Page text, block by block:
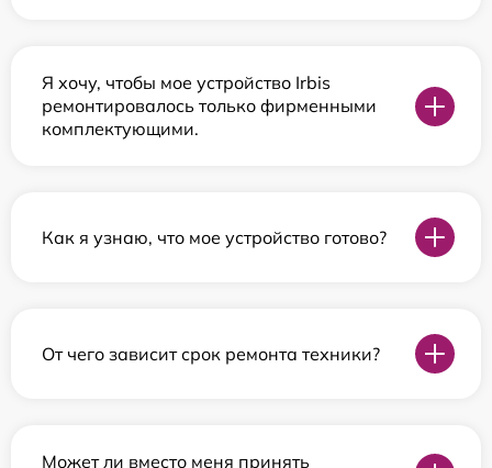
Я хочу, чтобы мое устройство Irbis
ремонтировалось только фирменными
комплектующими.
Как я узнаю, что мое устройство готово?
От чего зависит срок ремонта техники?
Может ли вместо меня принять